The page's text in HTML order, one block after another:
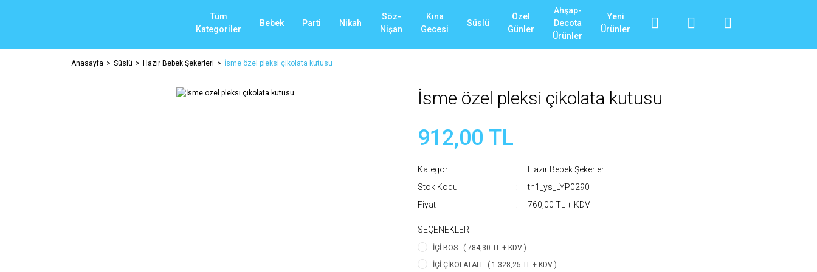
Tüm
Kategoriler
Bebek Parti Nikah
Söz-
Nişan
Kına
Gecesi
Süslü
Özel
Günler
Ahşap-
Decota
Ürünler
Yeni
Ürünler
Anasayfa Süslü Hazır Bebek Şekerleri İsme özel pleksi çikolata kutusu
İsme özel pleksi çikolata kutusu
912,00 TL
Kategori
Hazır Bebek Şekerleri
Stok Kodu
th1_ys_LYP0290
Fiyat
760,00 TL + KDV
SEÇENEKLER
İÇİ BOS - ( 784,30 TL + KDV )
İÇİ ÇİKOLATALI - ( 1.328,25 TL + KDV )